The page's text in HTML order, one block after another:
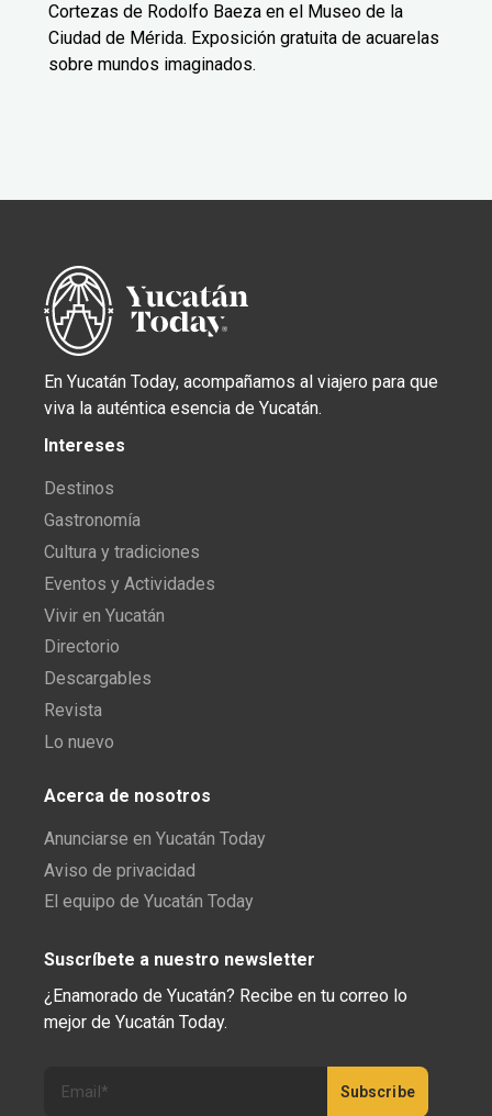
Cortezas de Rodolfo Baeza en el Museo de la
Ciudad de Mérida. Exposición gratuita de acuarelas
sobre mundos imaginados.
En Yucatán Today, acompañamos al viajero para que
viva la auténtica esencia de Yucatán.
Intereses
Destinos
Gastronomía
Cultura y tradiciones
Eventos y Actividades
Vivir en Yucatán
Directorio
Descargables
Revista
Lo nuevo
Acerca de nosotros
Anunciarse en Yucatán Today
Aviso de privacidad
El equipo de Yucatán Today
Suscríbete a nuestro newsletter
¿Enamorado de Yucatán? Recibe en tu correo lo
mejor de Yucatán Today.